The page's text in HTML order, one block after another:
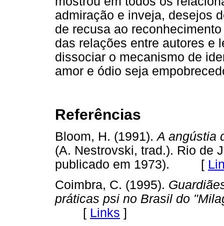
admiração e inveja, desejos
de recusa ao
das relações entre autores e
dissociar o mecanismo de
amor e ódio seja
Referências
Bloom, H. (1991).A angústia
(A. Nestrovski, trad.). Rio de
publicado em 1973). [
Coimbra, C. (1995).
práticas psi no Brasil do
[ Links ]